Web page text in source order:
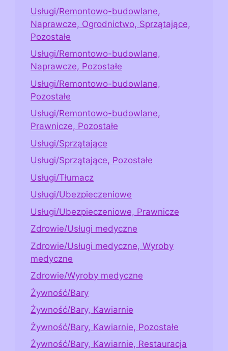
Usługi/Remontowo-budowlane,
Naprawcze, Ogrodnictwo, Sprzątające,
Pozostałe
Usługi/Remontowo-budowlane,
Naprawcze, Pozostałe
Usługi/Remontowo-budowlane,
Pozostałe
Usługi/Remontowo-budowlane,
Prawnicze, Pozostałe
Usługi/Sprzątające
Usługi/Sprzątające, Pozostałe
Usługi/Tłumacz
Usługi/Ubezpieczeniowe
Usługi/Ubezpieczeniowe, Prawnicze
Zdrowie/Usługi medyczne
Zdrowie/Usługi medyczne, Wyroby
medyczne
Zdrowie/Wyroby medyczne
Żywność/Bary
Żywność/Bary, Kawiarnie
Żywność/Bary, Kawiarnie, Pozostałe
Żywność/Bary, Kawiarnie, Restauracja